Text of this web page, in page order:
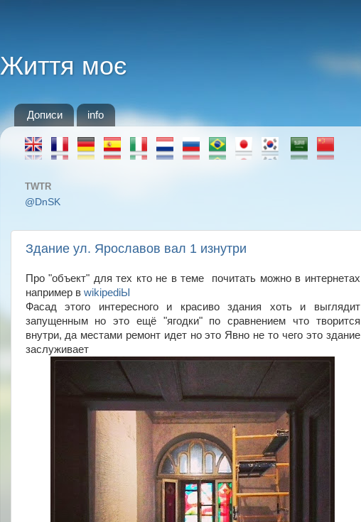
Життя моє
Дописи info
TWTR
@DnSK
Здание ул. Ярославов вал 1 изнутри
Про "объект" для тех кто не в теме почитать можно в интернетах
например вwikipediЫ
Фасад этого интересного и красиво здания хоть и выглядит
запущенным но это ещё "ягодки" по сравнением что творится
внутри, да местами ремонт идет но это Явно не то чего это здание
заслуживает